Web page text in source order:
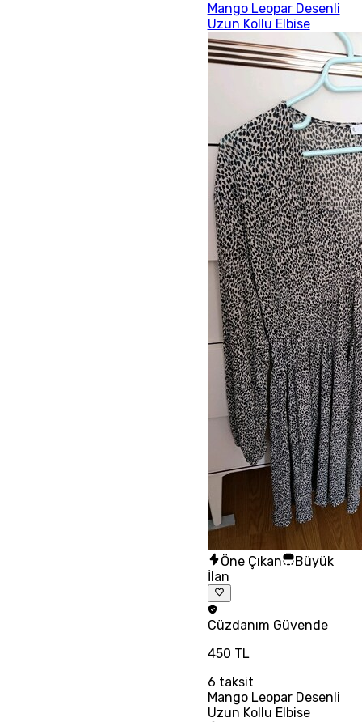
Mango Leopar Desenli
Uzun Kollu Elbise
Öne Çıkan
Büyük
İlan
Cüzdanım Güvende
450 TL
6 taksit
Mango Leopar Desenli
Uzun Kollu Elbise